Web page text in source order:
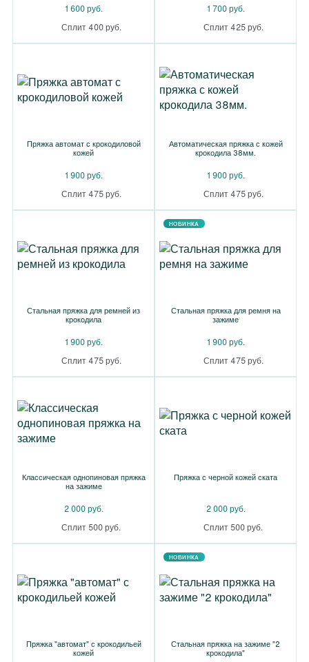
1 600 руб.
Сплит 400 руб.
1 700 руб.
Сплит 425 руб.
Пряжка автомат с крокодиловой
кожей
1 900 руб.
Сплит 475 руб.
Автоматическая пряжка с кожей
крокодила 38мм.
1 900 руб.
Сплит 475 руб.
Стальная пряжка для ремней из
крокодила
1 900 руб.
Сплит 475 руб.
НОВИНКА
Стальная пряжка для ремня на
зажиме
1 900 руб.
Сплит 475 руб.
Классическая однопиновая пряжка
на зажиме
2 000 руб.
Сплит 500 руб.
Пряжка с черной кожей ската
2 000 руб.
Сплит 500 руб.
Пряжка "автомат" с крокодильей
кожей
НОВИНКА
Стальная пряжка на зажиме "2
крокодила"